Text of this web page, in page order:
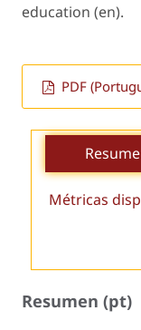
education (en).
PDF
Métricas
Resumen (pt)